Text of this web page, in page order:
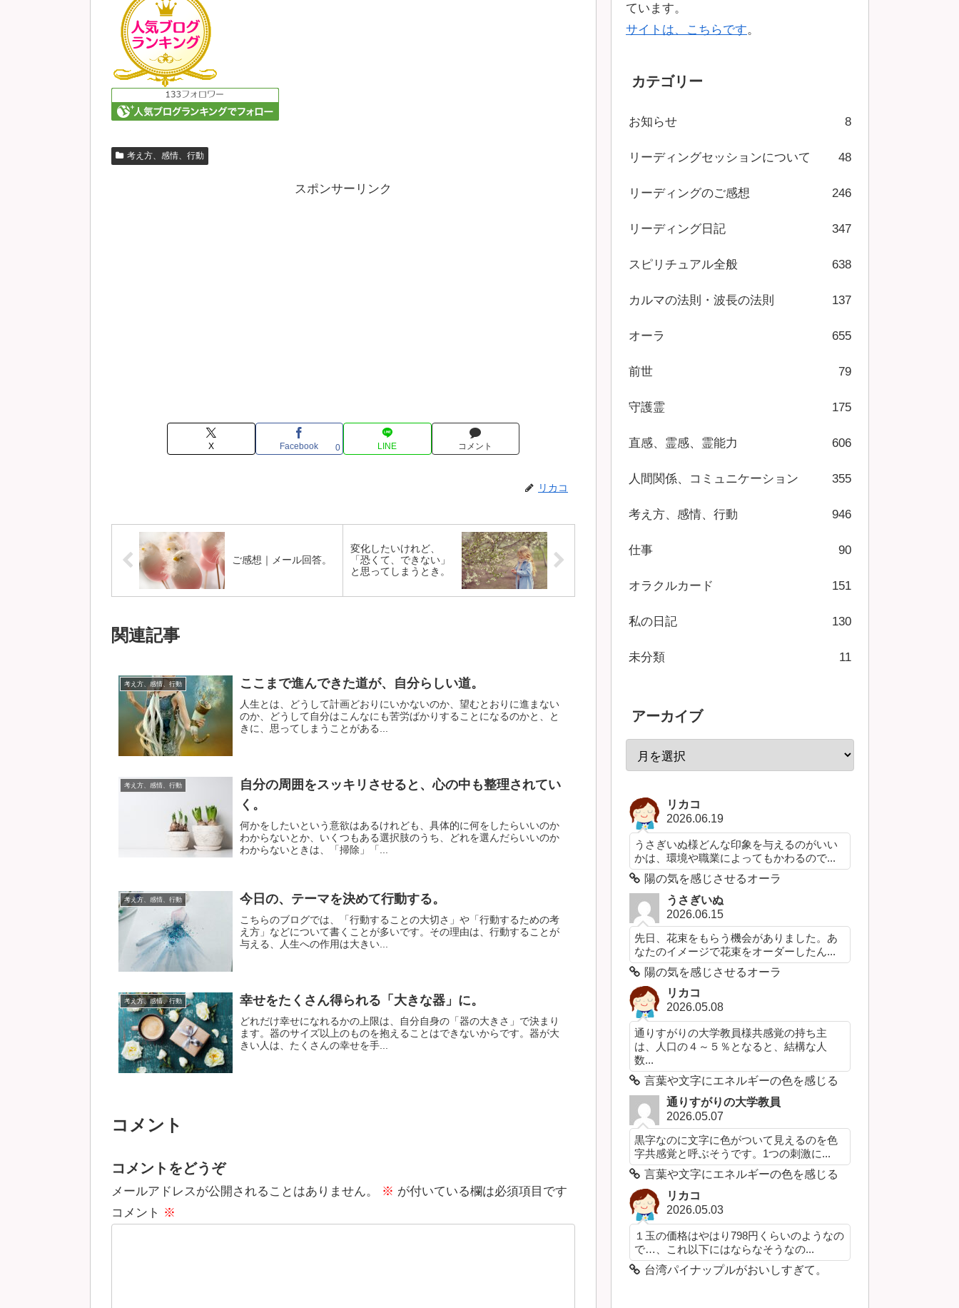
考え方、感情、行動
スポンサーリンク
X Facebook 0 LINE コメント
リカコ
ご感想｜メール回答。
変化したいけれど、
「恐くて、できない」
と思ってしまうとき。
関連記事
考え方、感情、行動 ここまで進んできた道が、自分らしい道。
人生とは、どうして計画どおりにいかないのか、望むとおりに進まない
のか、どうして自分はこんなにも苦労ばかりすることになるのかと、と
きに、思ってしまうことがある...
考え方、感情、行動
自分の周囲をスッキリさせると、心の中も整理されてい
く。
何かをしたいという意欲はあるけれども、具体的に何をしたらいいのか
わからないとか、いくつもある選択肢のうち、どれを選んだらいいのか
わからないときは、「掃除」「...
考え方、感情、行動 今日の、テーマを決めて行動する。
こちらのブログでは、「行動することの大切さ」や「行動するための考
え方」などについて書くことが多いです。その理由は、行動することが
与える、人生への作用は大きい...
考え方、感情、行動 幸せをたくさん得られる「大きな器」に。
どれだけ幸せになれるかの上限は、自分自身の「器の大きさ」で決まり
ます。器のサイズ以上のものを抱えることはできないからです。器が大
きい人は、たくさんの幸せを手...
コメント
コメントをどうぞ
メールアドレスが公開されることはありません。 ※ が付いている欄は必須項目です
コメント ※
ています。
サイトは、こちらです。
カテゴリー
お知らせ 8
リーディングセッションについて 48
リーディングのご感想 246
リーディング日記 347
スピリチュアル全般 638
カルマの法則・波長の法則 137
オーラ 655
前世 79
守護霊 175
直感、霊感、霊能力 606
人間関係、コミュニケーション 355
考え方、感情、行動 946
仕事 90
オラクルカード 151
私の日記 130
未分類 11
アーカイブ
リカコ
2026.06.19
うさぎいぬ様どんな印象を与えるのがいい
かは、環境や職業によってもかわるので...
陽の気を感じさせるオーラ
うさぎいぬ
2026.06.15
先日、花束をもらう機会がありました。あ
なたのイメージで花束をオーダーしたん...
陽の気を感じさせるオーラ
リカコ
2026.05.08
通りすがりの大学教員様共感覚の持ち主
は、人口の４～５％となると、結構な人
数...
言葉や文字にエネルギーの色を感じる
通りすがりの大学教員
2026.05.07
黒字なのに文字に色がついて見えるのを色
字共感覚と呼ぶそうです。1つの刺激に...
言葉や文字にエネルギーの色を感じる
リカコ
2026.05.03
１玉の価格はやはり798円くらいのようなの
で…、これ以下にはならなそうなの...
台湾パイナップルがおいしすぎて。